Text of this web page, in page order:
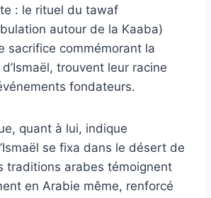
: le rituel du tawaf
autour de la Kaaba)
sacrifice commémorant la
trouvent leur racine
fondateurs.
quant à lui, indique
se fixa dans le désert de
traditions arabes témoignent
en Arabie même, renforcé